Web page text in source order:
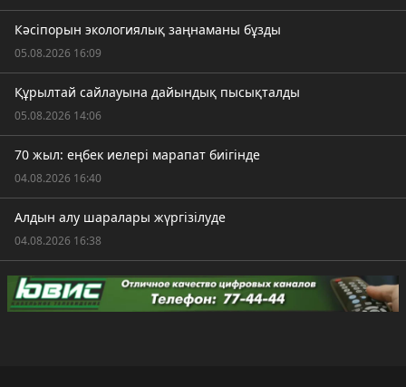
Кәсіпорын экологиялық заңнаманы бұзды
05.08.2026 16:09
Құрылтай сайлауына дайындық пысықталды
05.08.2026 14:06
70 жыл: еңбек иелері марапат биігінде
04.08.2026 16:40
Алдын алу шаралары жүргізілуде
04.08.2026 16:38